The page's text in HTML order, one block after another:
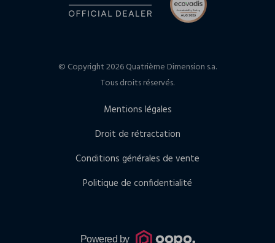
© Copyright 2026 Quatrième Dimension s.a.
Tous droits réservés.
Mentions légales
Droit de rétractation
Conditions générales de vente
Politique de confidentialité
Powered by